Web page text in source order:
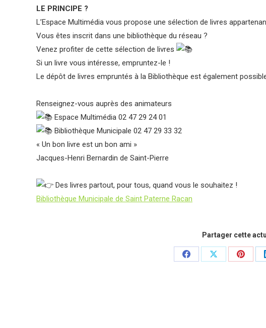
LE PRINCIPE ?
L’Espace Multimédia vous propose une sélection de livres
Vous êtes inscrit dans une bibliothèque du réseau ?
Venez profiter de cette sélection de livres
Si un livre vous intéresse, empruntez-le !
Le dépôt de livres empruntés à la Bibliothèque est également
Renseignez-vous auprès des animateurs
Espace Multimédia 02 47 29 24 01
Bibliothèque Municipale 02 47 29 33 32
« Un bon livre est un bon ami »
Jacques-Henri Bernardin de Saint-Pierre
Des livres partout, pour tous, quand vous le souhaitez !
Bibliothèque Municipale de Saint Paterne Racan
Partager cette
PartagerPartager